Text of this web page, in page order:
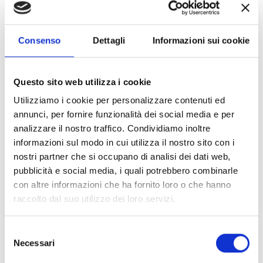
Consenso Dettagli Informazioni sui cookie
Questo sito web utilizza i cookie
Utilizziamo i cookie per personalizzare contenuti ed
annunci, per fornire funzionalità dei social media e per
analizzare il nostro traffico. Condividiamo inoltre
informazioni sul modo in cui utilizza il nostro sito con i
nostri partner che si occupano di analisi dei dati web,
pubblicità e social media, i quali potrebbero combinarle
con altre informazioni che ha fornito loro o che hanno
raccolto dal suo utilizzo dei loro servizi.
delNecessari
4. Marchesi di Barolo – Piemonte
Nel cuore di Barolo, questa cantina storica
produce alcuni dei migliori vini italiani fin dal XIX
secolo. I visitatori possono gustare degustazioni
dei loro Barolo e Barbaresco, scoprendo la storia
della vinificazione in questa celebre regione.
Marchesi di Barolo è un custode del patrimonio